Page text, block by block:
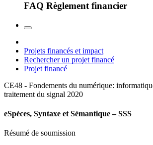
FAQ Règlement financier
Projets financés et impact
Rechercher un projet financé
Projet financé
CE48 - Fondements du numérique:
traitement du signal 2020
eSpèces, Syntaxe et Sémantique – SSS
Résumé de soumission